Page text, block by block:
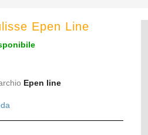
Epen Line
Epen line